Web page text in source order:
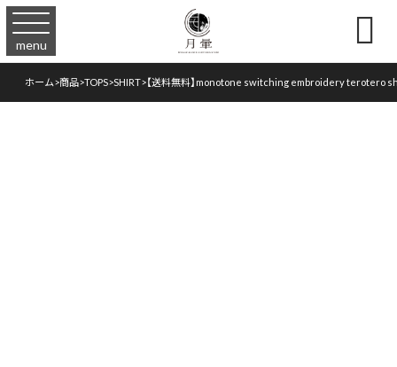
menu 
ホーム>商品>TOPS>SHIRT>【送料無料】monotone switching embroidery terotero